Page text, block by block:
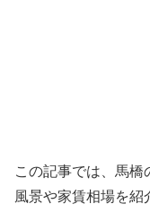
この記事では、馬
風景や家賃相場を紹